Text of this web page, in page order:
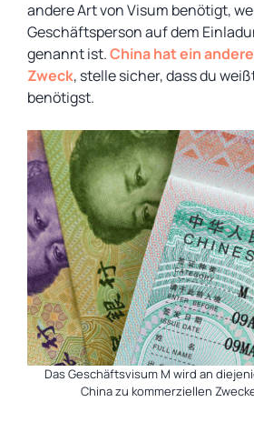
andere Art von Visum benötigt,
Geschäftsperson auf dem
genannt ist.China hat ein
Zweck, stelle sicher, dass du
benötigst.
Das Geschäftsvisum M wird an
China zu kommerziellen